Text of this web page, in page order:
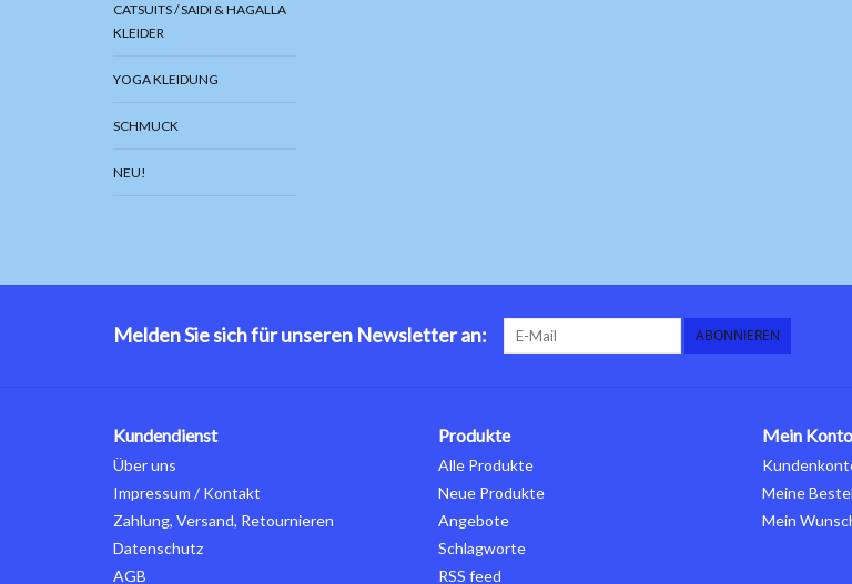
CATSUITS / SAIDI & HAGALLA
KLEIDER
YOGA KLEIDUNG
SCHMUCK
NEU!
Melden Sie sich für unseren Newsletter an: ABONNIEREN
Kundendienst
Über uns
Impressum / Kontakt
Zahlung, Versand, Retournieren
Datenschutz
AGB
Produkte
Alle Produkte
Neue Produkte
Angebote
Schlagworte
RSS feed
Mein Konto
Meine
Mein